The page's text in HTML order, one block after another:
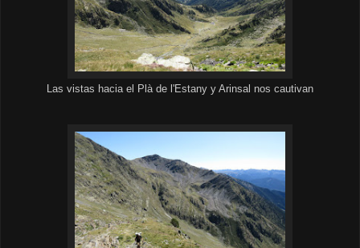
Las vistas hacia el Plà de l'Estany y Arinsal nos cautivan